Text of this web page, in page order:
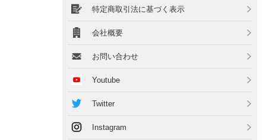
特定商取引法に基づく表示
会社概要
お問い合わせ
Youtube
Twitter
Instagram